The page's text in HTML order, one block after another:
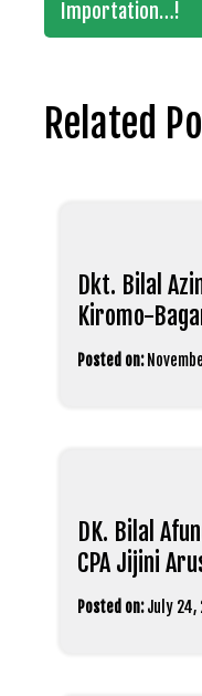
Importation…!
Related
Dkt. Bilal
Kiromo-
Posted on:
DK. Bilal
CPA Jijini
Posted on: July 24,